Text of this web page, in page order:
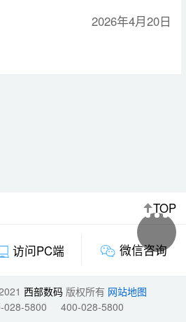
2026年4月20日
TOP
访问PC端 微信咨询
西部数码 版权所有 网站地图
028-5800 400-028-5800